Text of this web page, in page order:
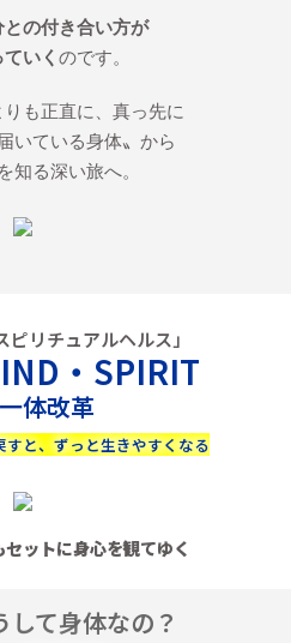
との付き合い方が
いく のです。
も正直に、真っ先に
いている身体〟から
知る深い旅へ。
リチュアルヘルス」
・SPIRIT
体改革
と、ずっと生きやすくなる
ットに身心を観てゆく
して身体なの？